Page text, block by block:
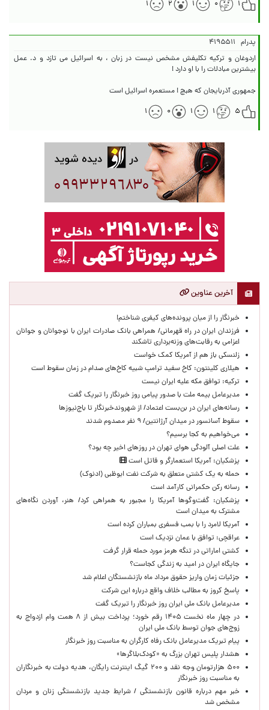
۱ ۰ ۱ ۲ ۱
پدرام ۴۱۹۵۵۱۱
اردوغان و ترکیه تکلیفش مشخص نیست در زبان ، به اسرائیل می تازد و د. عمل
جمهوری آذربایجان که هبچ ! مستعمره اسرائیل است
۵
۱ ۱ ۰ ۱
آخرین عناوین
خبرنگار را از میان پرونده‌های کیفری شناختم!
​فرزندان ایران در راه قهرمانی/ همراهی بانک صادرات ایران با نوجوانان و جوانان
اعزامی به رقابت‌های وزنه‌برداری تاشکند
زلنسکی باز هم از آمریکا کمک خواست
هیلاری کلینتون: کاخ سفید ترامپ شبیه کاخ‌های صدام در زمان سقوط است
ترکیه: توافق مکه علیه ایران نیست
مدیرعامل بیمه ملت با صدور پیامی روز خبرنگار را تبریک گفت
رسانه‌های ایران در بن‌بست اعتماد/ از شهروندخبرنگار تا باج‌نیوزها
سقوط آسانسور در میدان آرژانتین/ ۹ نفر مصدوم شدند
می‌خواهیم به کجا برسیم؟
علت اصلی آلودگی هوای تهران در روزهای اخیر چه بود؟
پزشکیان: آمریکا استعمارگر و قاتل است
حمله به یک کشتی متعلق به شرکت نفت ابوظبی (ادنوک)
رسانه رکن حکمرانی کارآمد است
پزشکیان: گفت‌وگوها آمریکا را مجبور به همراهی کرد/ هنر، آوردن نگاه‌های
مشترک به میدان است
آمریکا لامرد را با بمب فسفری بمباران کرده است
عراقچی: توافق با عمان نزدیک است
کشتی اماراتی در تنگه هرمز مورد حمله قرار گرفت
جایگاه ایران در امید به زندگی کجاست؟
جزئیات زمان واریز حقوق مرداد ماه بازنشستگان اعلام شد
پاسخ کروز به مطالب خلاف واقع درباره این شرکت
مدیرعامل بانک ملی ایران روز خبرنگار را تبریک گفت
در چهار ماه نخست ۱۴۰۵ رقم خورد؛ پرداخت بیش از ۸ همت وام ازدواج به
زوج‌های جوان توسط بانک ملی ایران
پیام تبریک مدیرعامل بانک رفاه کارگران به مناسبت روز خبرنگار
هشدار پلیس تهران بزرگ به «کودک‌بلاگرها»
۵۰۰ هزارتومان وجه نقد و ۲۰۰ گیگ اینترنت رایگان، هدیه دولت به خبرنگاران
به مناسبت روز خبرنگار
خبر مهم درباره قانون بازنشستگی / شرایط جدید بازنشستگی زنان و مردان
مشخص شد